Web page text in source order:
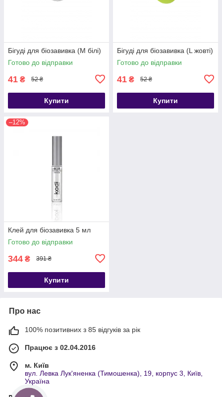
Бігуді для біозавивка (M білі)
Готово до відправки
41 ₴ 52 ₴
Купити
Бігуді для біозавивка (L жовті)
Готово до відправки
41 ₴ 52 ₴
Купити
–12%
Клей для біозавивка 5 мл
Готово до відправки
344 ₴ 391 ₴
Купити
Про нас
100% позитивних з 85 відгуків за рік
Працює з 02.04.2016
м. Київ
вул. Левка Лук'яненка (Тимошенка), 19, корпус 3, Київ,
Україна